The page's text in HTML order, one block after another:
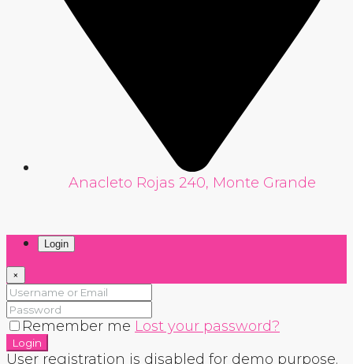
Anacleto Rojas 240, Monte Grande
Login
×
Remember me Lost your password?
Login
User registration is disabled for demo purpose.